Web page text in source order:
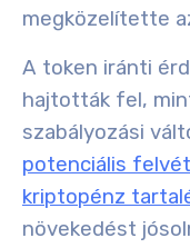
megközelítette
A token iránti
hajtották fel,
szabályozási
potenciális
kriptopénz
növekedést